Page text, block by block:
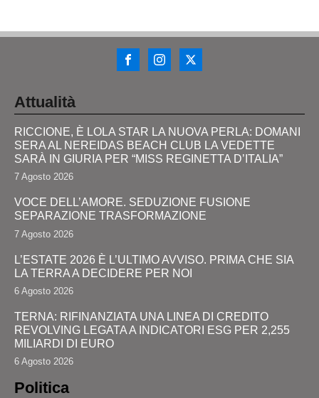
Attualità
RICCIONE, È LOLA STAR LA NUOVA PERLA: DOMANI
SERA AL NEREIDAS BEACH CLUB LA VEDETTE
SARÀ IN GIURIA PER “MISS REGINETTA D’ITALIA”
7 Agosto 2026
VOCE DELL’AMORE. SEDUZIONE FUSIONE
SEPARAZIONE TRASFORMAZIONE
7 Agosto 2026
L’ESTATE 2026 È L’ULTIMO AVVISO. PRIMA CHE SIA
LA TERRA A DECIDERE PER NOI
6 Agosto 2026
TERNA: RIFINANZIATA UNA LINEA DI CREDITO
REVOLVING LEGATA A INDICATORI ESG PER 2,255
MILIARDI DI EURO
6 Agosto 2026
Politica